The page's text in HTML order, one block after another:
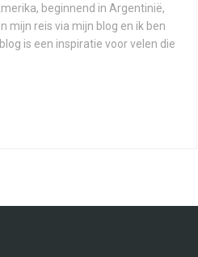
beginnend in Argentinië,
mijn reis via mijn blog en ik ben
is een inspiratie voor velen die